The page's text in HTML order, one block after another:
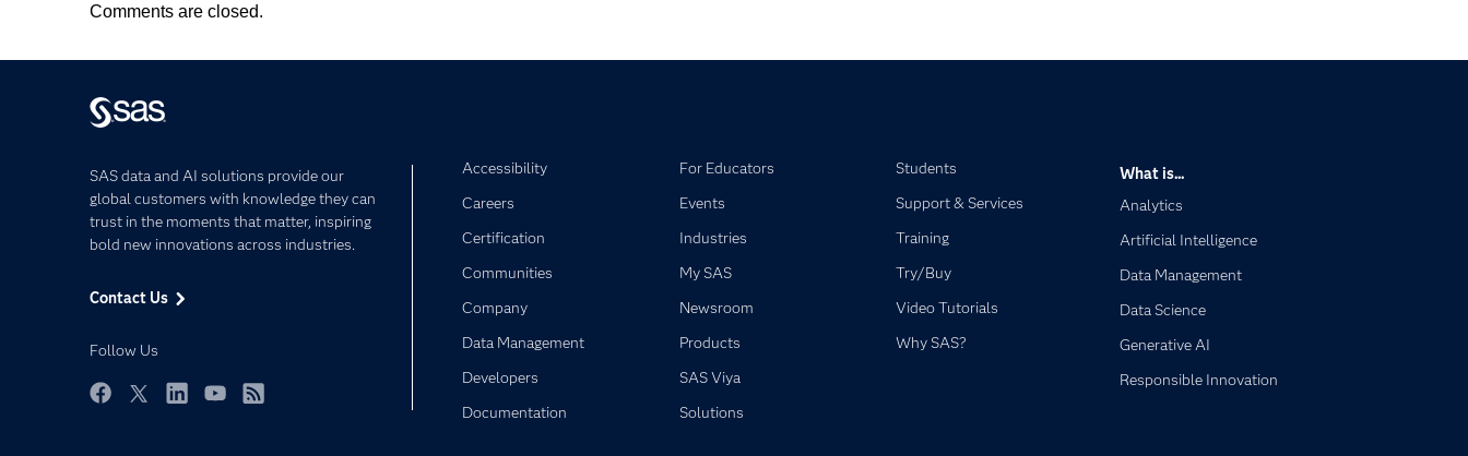
Comments are closed.
SAS data and AI solutions provide our
global customers with knowledge they can
trust in the moments that matter, inspiring
bold new innovations across industries.
Contact Us
Follow Us
Accessibility
Careers
Certification
Communities
Company
Data Management
Developers
Documentation
For Educators
Events
Industries
My SAS
Newsroom
Products
SAS Viya
Solutions
Students
Support & Services
Training
Try/Buy
Video Tutorials
Why SAS?
What is...
Analytics
Artificial Intelligence
Data Management
Data Science
Generative AI
Responsible Innovation